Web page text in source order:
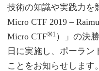
技術の知識や実践力を
Micro CTF 2019 –
Micro CTF※1 ）」の決
日に実施し、ポーラン
ことをお知らせします